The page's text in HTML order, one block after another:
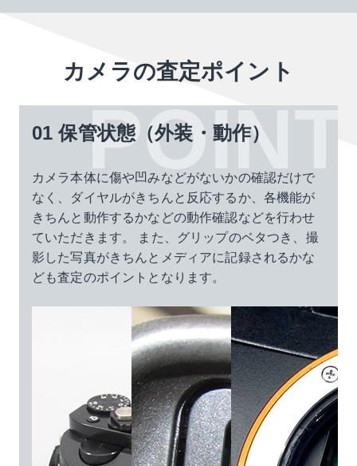
カメラの査定ポイント
01 保管状態（外装・動作）
カメラ本体に傷や凹みなどがないかの確認だけで
なく、ダイヤルがきちんと反応するか、各機能が
きちんと動作するかなどの動作確認などを行わせ
ていただきます。
また、グリップのベタつき、撮
影した写真がきちんとメディアに記録されるかな
ども査定のポイントとなります。